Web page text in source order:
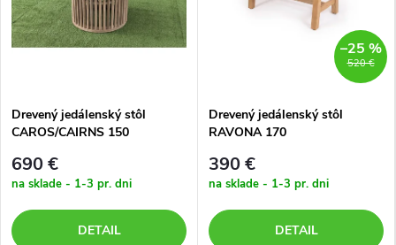
Drevený jedálenský stôl
CAROS/CAIRNS 150
690 €
na sklade - 1-3 pr. dni
DETAIL
520 €
–25 %
Drevený jedálenský stôl
RAVONA 170
390 €
na sklade - 1-3 pr. dni
DETAIL